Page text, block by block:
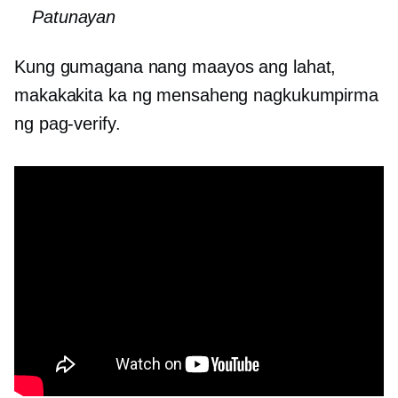
Patunayan
Kung gumagana nang maayos ang lahat,
makakakita ka ng mensaheng nagkukumpirma
ng pag-verify.